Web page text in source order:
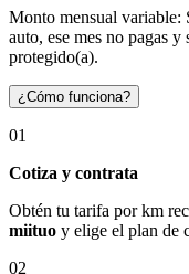
Monto mensual variable:
auto, ese mes no pagas y
protegido(a).
¿Cómo funciona?
01
Cotiza y contrata
Obtén tu tarifa por km
miituo y elige el plan de
02